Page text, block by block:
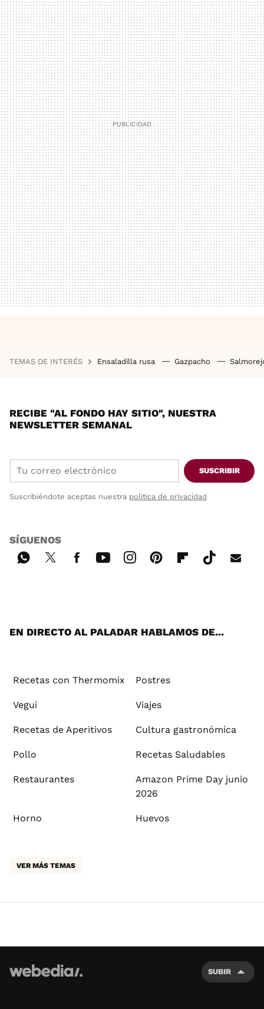
TEMAS DE INTERÉS Ensaladilla rusa Gazpacho
RECIBE "AL FONDO HAY SITIO", NUESTRA
NEWSLETTER SEMANAL
SUSCRIBIR
Suscribiéndote aceptas nuestra política de privacidad
SÍGUENOS
EN DIRECTO AL PALADAR HABLAMOS DE...
Recetas con Thermomix Postres
Vegui Viajes
Recetas de Aperitivos Cultura gastronómica
Pollo Recetas Saludables
Restaurantes
Amazon Prime Day junio
2026
Horno Huevos
VER MÁS TEMAS
SUBIR